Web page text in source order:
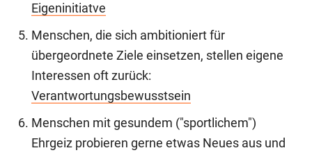
Eigeninitiatve
Menschen, die sich ambitioniert für
übergeordnete Ziele einsetzen, stellen eigene
Interessen oft zurück:
Verantwortungsbewusstsein
Menschen mit gesundem ("sportlichem")
Ehrgeiz probieren gerne etwas Neues aus und